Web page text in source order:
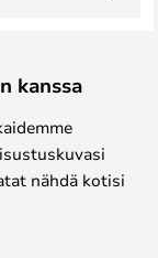
kanssa
nähdä kotisi